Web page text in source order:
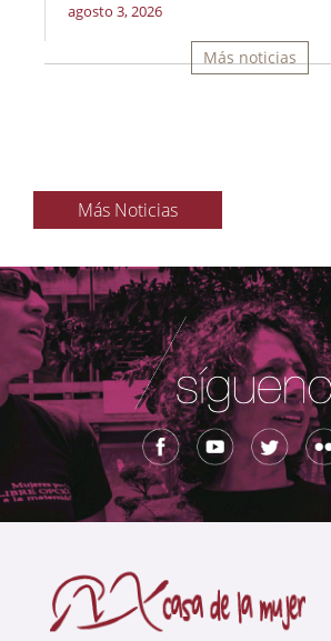
agosto 3, 2026
Más noticias
Más Noticias